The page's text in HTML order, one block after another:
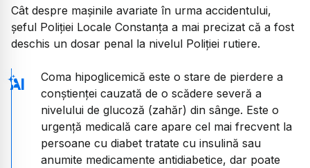
Cât despre mașinile avariate în urma accidentului,
șeful Poliției Locale Constanța a mai precizat că a fost
deschis un dosar penal la nivelul Poliției rutiere.
Coma hipoglicemică este o stare de pierdere a
conștienței cauzată de o scădere severă a
nivelului de glucoză (zahăr) din sânge. Este o
urgență medicală care apare cel mai frecvent la
persoane cu diabet tratate cu insulină sau
anumite medicamente antidiabetice, dar poate